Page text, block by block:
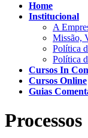
Home
Institucional
A
Missão,
Política
Política
Cursos In
Cursos Online
Guias
Processos